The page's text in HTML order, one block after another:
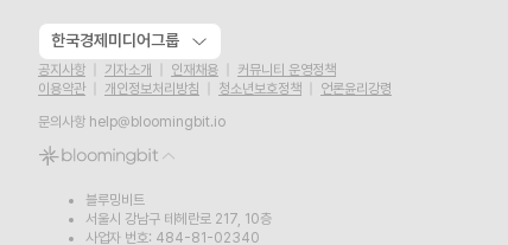
한국경제미디어그룹
공지사항 기자소개 인재채용
커뮤니티 운영정책
이용약관
개인정보처리방침 청소년보호정책
언론윤리강령
문의사항 help@bloomingbit.io
블루밍비트
서울시 강남구 테헤란로 217, 10층
사업자 번호: 484-81-02340